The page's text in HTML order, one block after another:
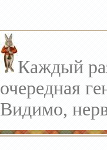
Каждый
очередная
Видимо,